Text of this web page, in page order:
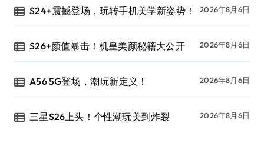
S24+震撼登场，玩转手机美学新姿势！ 2026年8月6日
S26+颜值暴击！机皇美颜秘籍大公开 2026年8月6日
A56 5G登场，潮玩新定义！ 2026年8月6日
三星S26上头！个性潮玩美到炸裂 2026年8月6日